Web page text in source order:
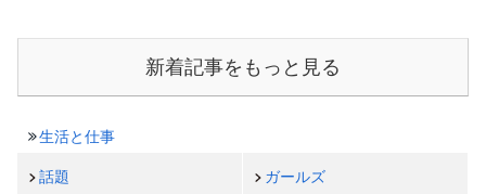
新着記事をもっと見る
生活と仕事
話題 ガールズ